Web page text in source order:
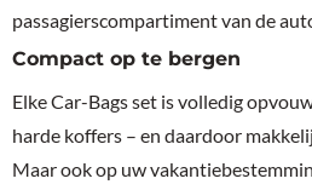
passagierscompartiment van de
Compact op te bergen
Elke Car-Bags set is volledig
harde koffers – en daardoor
Maar ook op uw